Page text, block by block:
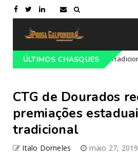
ÚLTIMOS CHASQUES
do 68º Congresso Tradicionalista
CTG de Dourados
premiações
tradicional
Italo Dorneles maio 27, 2019